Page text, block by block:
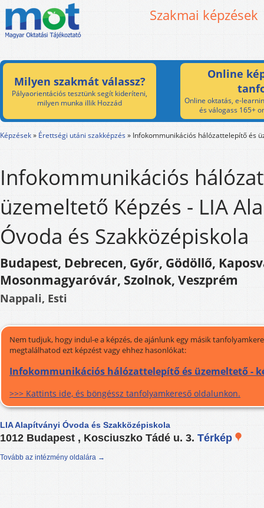
Szakmai képzések
Milyen szakmát válassz?
Pályaorientációs tesztünk segít kideríteni,
milyen munka illik Hozzád
Online
Online oktatás, e-
és válogass 165+
Képzések» Érettségi utáni szakképzés» Infokommunikációs hálózattelepítő és
Infokommunikációs
üzemeltető Képzés - LIA
Óvoda és Szakközépiskola
Budapest, Debrecen, Győr, Gödöllő,
Mosonmagyaróvár, Szolnok, Veszprém
Nappali, Esti
Nem tudjuk, hogy indul-e a képzés, de ajánlunk egy másik
megtalálhatod ezt képzést vagy ehhez hasonlókat:
Infokommunikációs hálózattelepítő és üzemeltető -
>>> Kattints ide, és böngéssz tanfolyamkereső oldalunkon.
LIA Alapítványi Óvoda és Szakközépiskola
1012 Budapest , Kosciuszko Tádé u. 3. Térkép
Tovább az intézmény oldalára →